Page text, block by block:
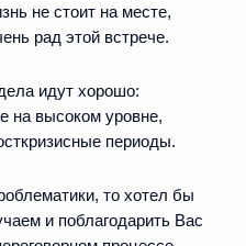
не стоит на месте,
рад этой встрече.
идут хорошо:
на высоком уровне,
периоды.
то хотел бы
и поблагодарить Вас